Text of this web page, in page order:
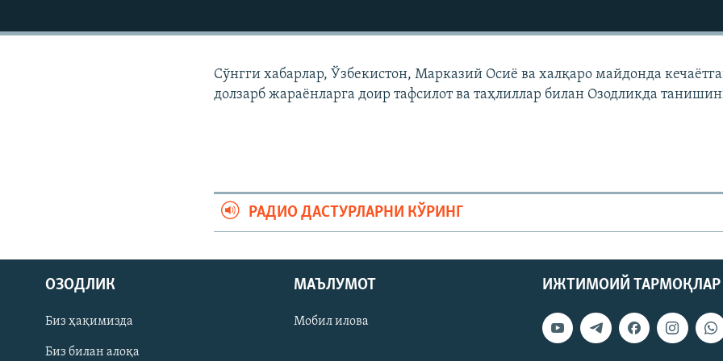
На русском
ИЖТИМОИЙ ТАРМОҚЛАР
Сўнгги хабарлар, Ўзбекистон, Марказий Осиë ва халқаро майдонда
долзарб жараëнларга доир тафсилот ва таҳлиллар билан Озодликда
РАДИО ДАСТУРЛАРНИ КЎРИНГ
ИЖТИМОИЙ ТАРМОҚЛАР
ОЗОДЛИК
Биз ҳақимизда
Биз билан алоқа
МАЪЛУМОТ
Мобил илова